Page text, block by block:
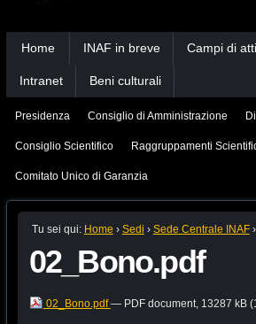
Home INAF in breve Campi di
Intranet Beni culturali
Presidenza Consiglio di Amministrazione
Consiglio Scientifico Raggruppamenti
Comitato Unico di Garanzia
Tu sei qui: Home › Sedi › Sede Centrale INAF ›
02_Bono.pdf
02_Bono.pdf— PDF document, 13287 kB